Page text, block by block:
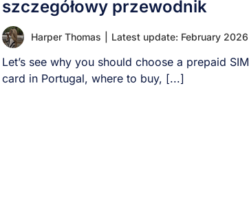
szczegółowy przewodnik
Harper Thomas Latest update: February 2026
Let’s see why you should choose a prepaid SIM
card in Portugal, where to buy, [...]